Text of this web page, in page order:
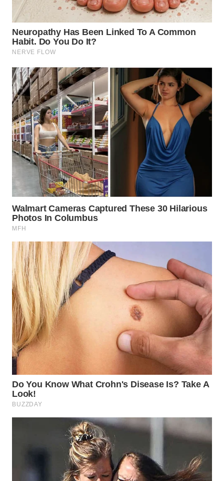
WN
WN
TENGAH
WN DELI
SERDANG
WN
TEBING
TINGGI
PAKPAK
WN
KARAWANG
WN
BEKASI
WN
BOGOR
WN
DEPOK
TAPANULI
UTARA
WN
LAWAS